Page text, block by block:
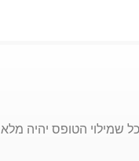
שמילוי הטופס יהיה מלא